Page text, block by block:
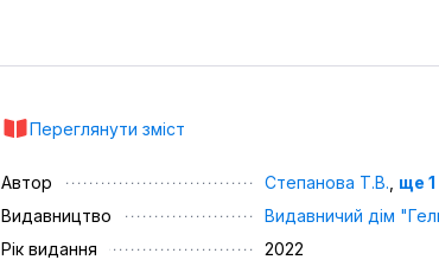
Переглянути зміст
Автор Степанова Т.В. ще 1
Видавництво
Видавничий дім
Рік видання
2022